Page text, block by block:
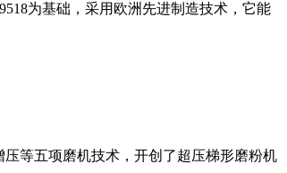
为基础，采用欧洲先进制造技术，它能
等五项磨机技术，开创了超压梯形磨粉机